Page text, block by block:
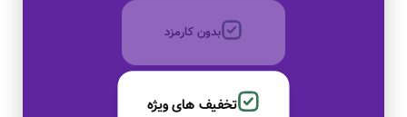
بدون کارمزد
تخفیف های ویژه